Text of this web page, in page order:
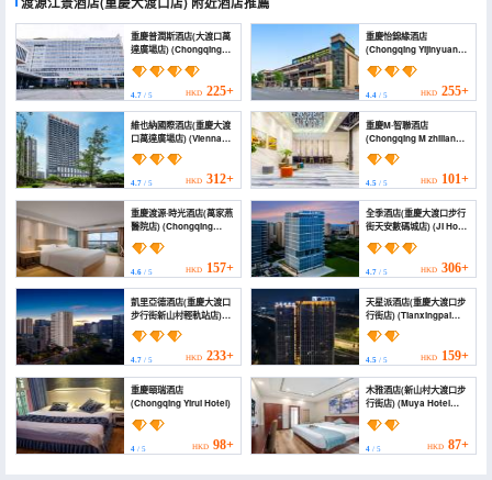
重慶普潤斯酒店(大渡口萬
達廣場店) (Chongqing
Prince Hotel (Dadukou
Wanda Plaza))
4.7 / 5 HKD 225+
重慶怡錦緣酒店
(Chongqing Yijinyuan
Hotel)
4.4/ 5 HKD 255+
維也納國際酒店(重慶大渡
口萬達廣場店) (Vienna
International Hotel
(Wanda Plaza,
Dadukou, Chongqing))
4.7 / 5 HKD 312+
重慶M·智聯酒店
(Chongqing M zhilian
hotel)
4.5/ 5 HKD 101+
重慶渡源·時光酒店(萬家燕
醫院店) (Chongqing
Duyuan Time Hotel
(Wanjiayan Hospital
Branch))
4.6 / 5 HKD 157+
全季酒店(重慶大渡口步行
街天安數碼城店) (JI Hotel
(Chongqing Dadukou
Pedestrian Street
Tian'an Digital City))
4.7/ 5 HKD 306+
凱里亞德酒店(重慶大渡口
步行街新山村輕軌站店)
(Kyriad Hotel
(Chongqing Dadukou
Pedestrian Street
Xinshancun Light Rail
Station))
4.7 / 5 HKD 233+
天星派酒店(重慶大渡口步
行街店) (Tianxingpai
Hotel)
4.5/ 5 HKD 159+
重慶頤瑞酒店
(Chongqing Yirui Hotel)
4 / 5 HKD 98+
木雅酒店(新山村大渡口步
行街店) (Muya Hotel
(Xinshan Village
Dadukou Pedestrian
Street))
4/ 5 HKD 87+